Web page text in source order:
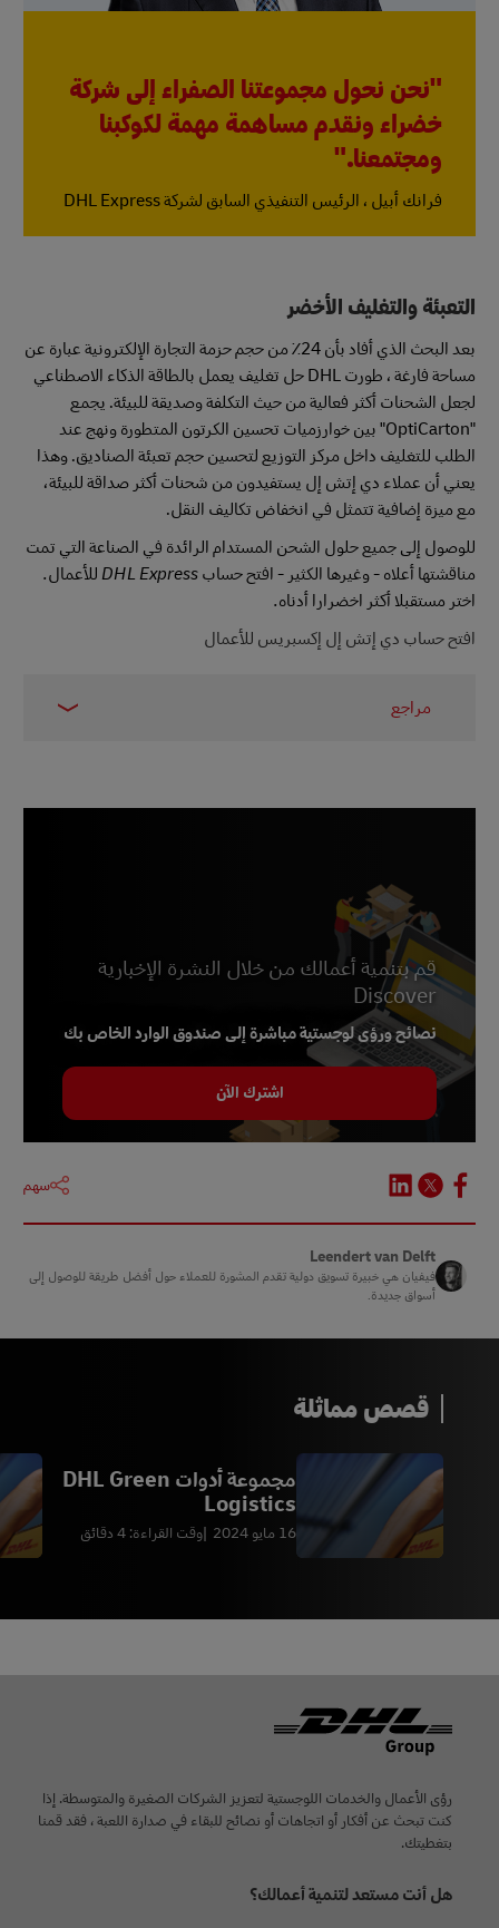
"نحن نحول مجموعتنا الصفراء إلى شركة
خضراء ونقدم مساهمة مهمة لكوكبنا
ومجتمعنا."
فرانك أبيل ، الرئيس التنفيذي السابق لشركة DHL Express
التعبئة والتغليف الأخضر
بعد البحث الذي أفاد بأن 24٪ من حجم حزمة التجارة الإلكترونية عبارة عن
مساحة فارغة ، طورت DHL حل تغليف يعمل بالطاقة الذكاء الاصطناعي
لجعل الشحنات أكثر فعالية من حيث التكلفة وصديقة للبيئة. يجمع
"OptiCarton" بين خوارزميات تحسين الكرتون المتطورة ونهج عند
الطلب للتغليف داخل مركز التوزيع لتحسين حجم تعبئة الصناديق. وهذا
يعني أن عملاء دي إتش إل يستفيدون من شحنات أكثر صداقة للبيئة،
مع ميزة إضافية تتمثل في انخفاض تكاليف النقل.
للوصول إلى جميع حلول الشحن المستدام الرائدة في الصناعة التي تمت
مناقشتها أعلاه - وغيرها الكثير - افتح حساب DHL Express للأعمال.
اختر مستقبلا أكثر اخضرارا أدناه.
افتح حساب دي إتش إل إكسبريس للأعمال
مراجع
قم بتنمية أعمالك من خلال النشرة الإخبارية
Discover
نصائح ورؤى لوجستية مباشرة إلى صندوق الوارد الخاص بك
اشترك الآن
سهم
Leendert van Delft
فيفيان هي خبيرة تسويق دولية تقدم المشورة للعملاء حول أفضل طريقة للوصول إلى
أسواق جديدة.
قصص مماثلة
مجموعة أدوات DHL Green
Logistics
16 مايو 2024 وقت القراءة: 4 دقائق
رؤى الأعمال والخدمات اللوجستية لتعزيز الشركات الصغيرة والمتوسطة. إذا
كنت تبحث عن أفكار أو اتجاهات أو نصائح للبقاء في صدارة اللعبة ، فقد قمنا
بتغطيتك.
هل أنت مستعد لتنمية أعمالك؟